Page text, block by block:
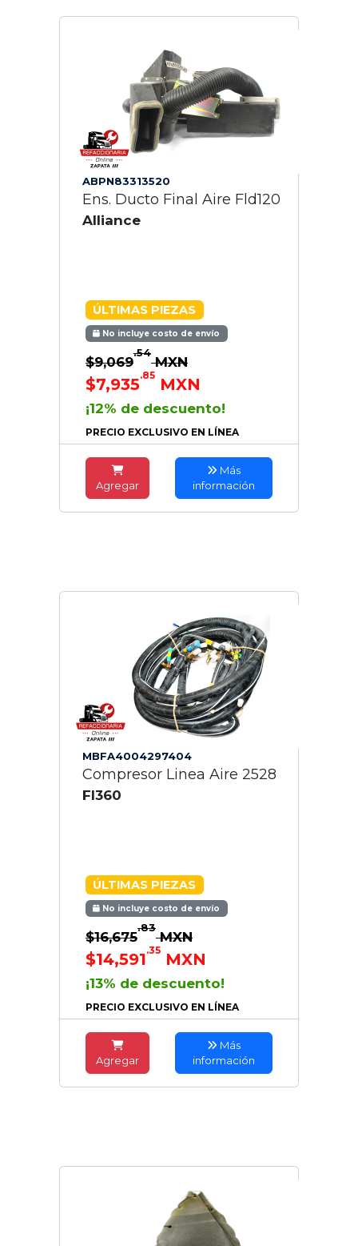
ABPN83313520
Ens. Ducto Final Aire Fld120
Alliance
ÚLTIMAS PIEZAS
No incluye costo de envío
$9,069
.54
MXN
$7,935.85 MXN
¡12% de descuento!
PRECIO EXCLUSIVO EN LÍNEA
Agregar
Más
información
MBFA4004297404
Compresor Linea Aire 2528
Fl360
ÚLTIMAS PIEZAS
No incluye costo de envío
$16,675
.83
MXN
$14,591.35 MXN
¡13% de descuento!
PRECIO EXCLUSIVO EN LÍNEA
Agregar
Más
información